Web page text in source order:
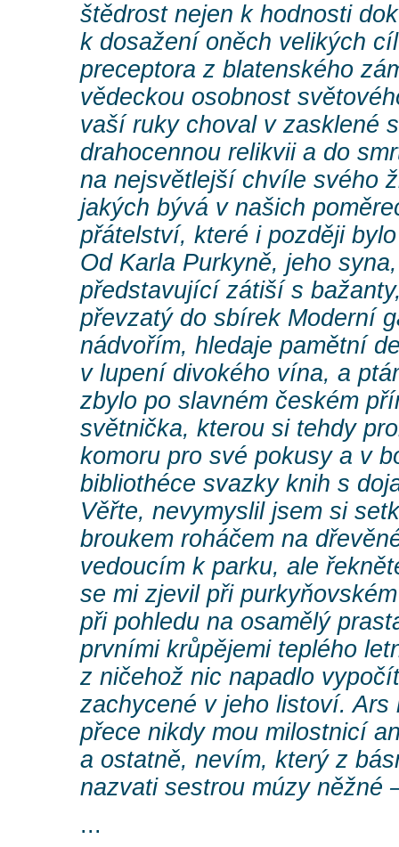
štědrost nejen k hodnosti
k dosažení oněch velikých
preceptora z blatenského
vědeckou osobnost
vaší ruky choval v zasklené
drahocennou relikvii a do
na nejsvětlejší chvíle svého
jakých bývá v našich
přátelství, které i později
Od Karla Purkyně, jeho
představující zátiší s
převzatý do sbírek Moderní
nádvořím, hledaje pamětní
v lupení divokého vína, a
zbylo po slavném českém
světnička, kterou si tehdy
komoru pro své pokusy a v
bibliothéce svazky knih s
Věřte, nevymyslil jsem si
broukem roháčem na
vedoucím k parku, ale
se mi zjevil při
při pohledu na osamělý
prvními krůpějemi teplého
z ničehož nic napadlo
zachycené v jeho listoví. Ars
přece nikdy mou milostnicí
a ostatně, nevím, který z
nazvati sestrou múzy něžné
...